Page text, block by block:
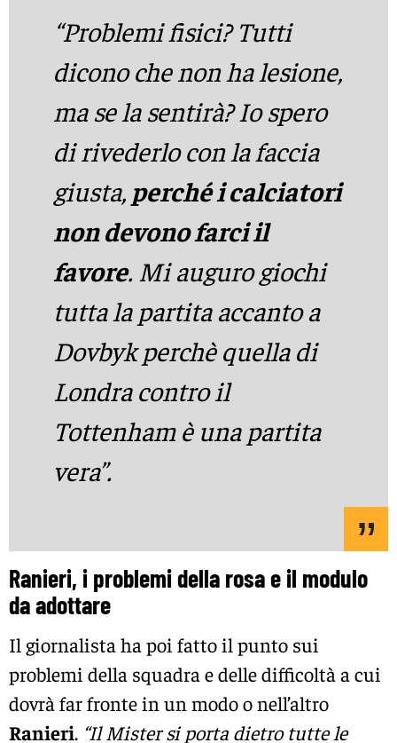
“Problemi fisici? Tutti
dicono che non ha lesione,
ma se la sentirà? Io spero
di rivederlo con la faccia
giusta, perché i calciatori
non devono farci il
favore. Mi auguro giochi
tutta la partita accanto a
Dovbyk perchè quella di
Londra contro il
Tottenham è una partita
vera”.
Ranieri, i problemi della rosa e il modulo
da adottare
Il giornalista ha poi fatto il punto sui
problemi della squadra e delle difficoltà a cui
dovrà far fronte in un modo o nell’altro
Ranieri. “Il Mister si porta dietro tutte le